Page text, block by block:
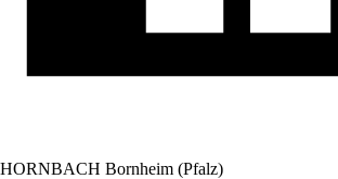
HORNBACH Bornheim (Pfalz)